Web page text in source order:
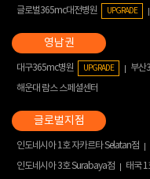
글로벌365mc대전병원 UPGRADE
대구365mc병원 UPGRADE 부산
해운대 람스 스페셜센터
인도네시아 1호 자카르타 Selatan점
인도네시아 3호 Surabaya점
태국